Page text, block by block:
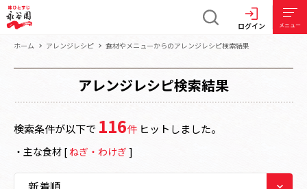
ログイン メニュー
ホーム アレンジレシピ 食材やメニューからのアレンジレシピ検索結果
アレンジレシピ検索結果
検索条件が以下で 116件 ヒットしました。
・ 主な食材 [ねぎ・わけぎ ]